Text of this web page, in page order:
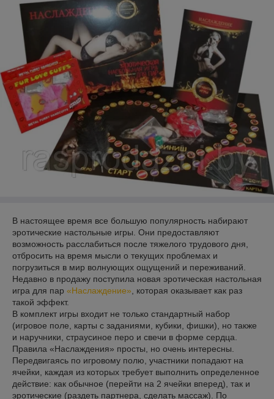
В настоящее время все большую популярность набирают
эротические настольные игры. Они предоставляют
возможность расслабиться после тяжелого трудового дня,
отбросить на время мысли о текущих проблемах и
погрузиться в мир волнующих ощущений и переживаний.
Недавно в продажу поступила новая эротическая настольная
игра для пар «Наслаждение» , которая оказывает как раз
такой эффект.
В комплект игры входит не только стандартный набор
(игровое поле, карты с заданиями, кубики, фишки), но также
и наручники, страусиное перо и свечи в форме сердца.
Правила «Наслаждения» просты, но очень интересны.
Передвигаясь по игровому полю, участники попадают на
ячейки, каждая из которых требует выполнить определенное
действие: как обычное (перейти на 2 ячейки вперед), так и
эротические (раздеть партнера, сделать массаж). По